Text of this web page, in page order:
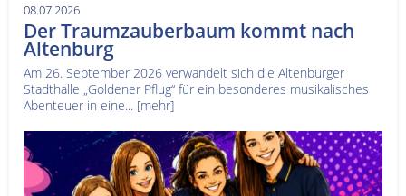
08.07.2026
Der Traumzauberbaum kommt nach
Altenburg
Am 26. September 2026 verwandelt sich die Altenburger
Stadthalle „Goldener Pflug“ für ein besonderes musikalisches
Abenteuer in eine... [mehr]